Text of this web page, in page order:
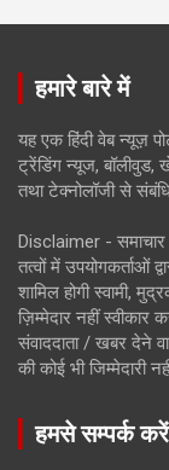
हमारे बारे में
यह एक हिंदी वेब न्यूज़
ट्रेंडिंग न्यूज, बॉलीवुड,
तथा टेक्नोलॉजी से
Disclaimer -
तत्वों में उपयोगकर्ताओं
शामिल होगी स्वामी,
ज़िम्मेदार नहीं स्वीकार
संवाददाता / खबर देने
की कोई भी जिम्मेदारी
हमसे सम्पर्क करें